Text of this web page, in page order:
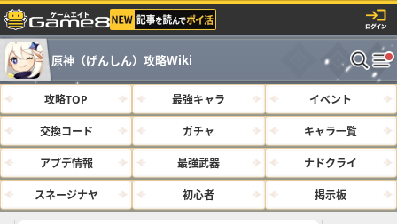
原神（げんしん）攻略Wiki
攻略TOP 最強キャラ イベント
交換コード ガチャ キャラ一覧
アプデ情報 最強武器 ナドクライ
スネージナヤ 初心者 掲示板